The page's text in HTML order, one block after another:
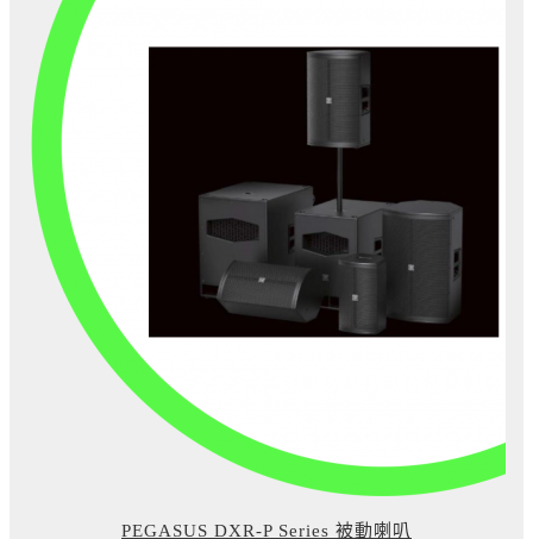
PEGASUS DXR-P Series 被動喇叭